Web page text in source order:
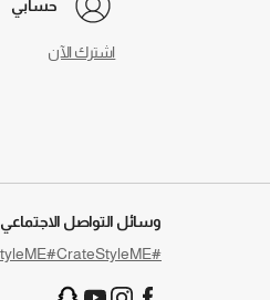
حسابي
اشترك الآن
وسائل التواصل الاجتماعي
#CrateStyleME
#CrateKidsStyleME